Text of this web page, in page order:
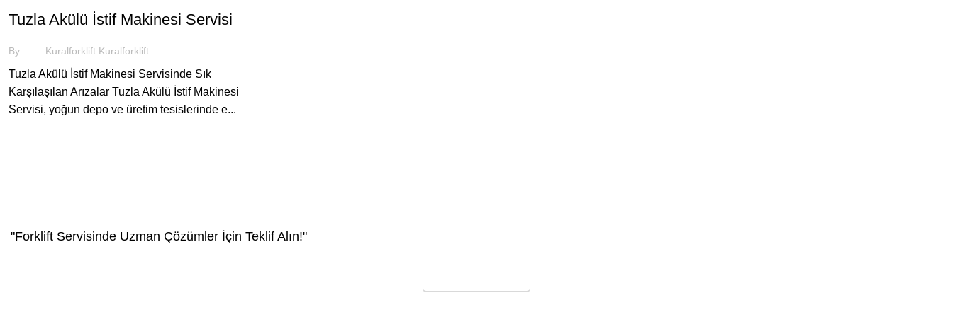
Tuzla Akülü İstif Makinesi Servisi
By Kuralforklift Kuralforklift
Tuzla Akülü İstif Makinesi Servisinde Sık
Karşılaşılan Arızalar Tuzla Akülü İstif Makinesi
Servisi, yoğun depo ve üretim tesislerinde e...
"Forklift Servisinde Uzman Çözümler İçin Teklif Alın!"
SERVİS TALEBİ